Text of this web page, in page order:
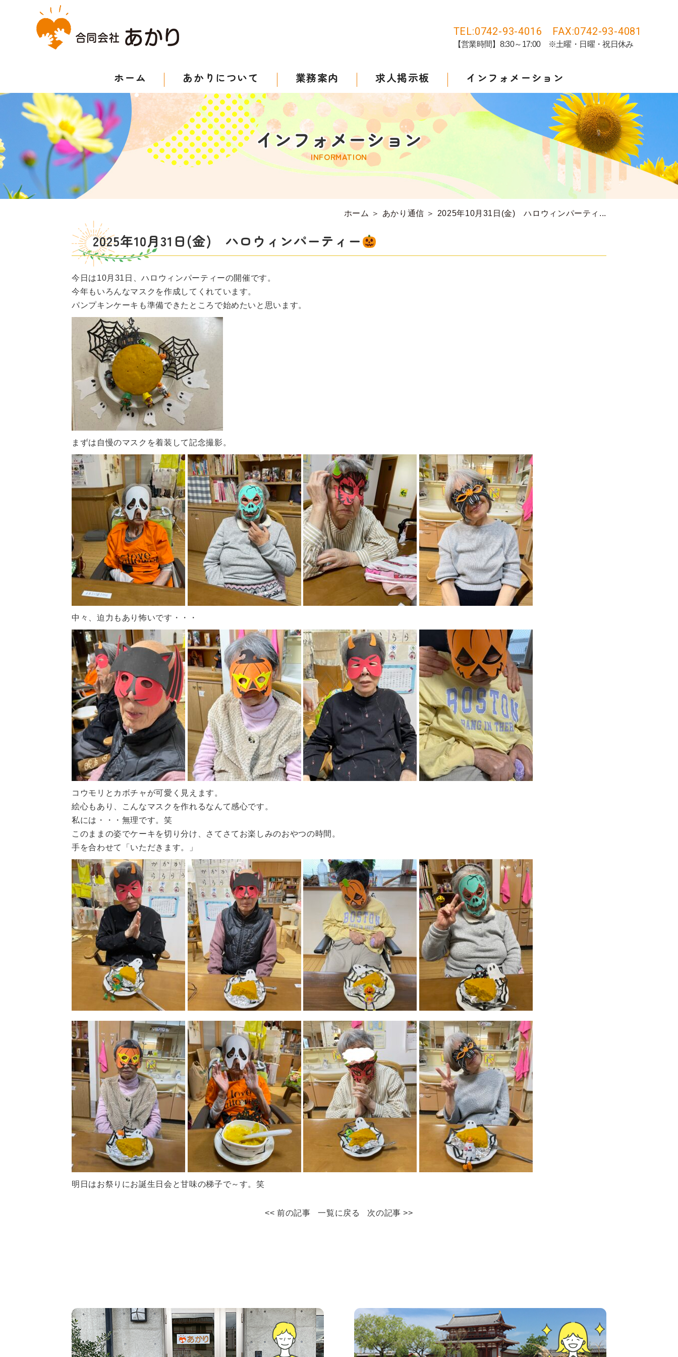
TEL:0742-93-4016 FAX:0742-93-4081
【営業時間】8:30～17:00 ※土曜・日曜・祝日休み
ホーム あかりについて 業務案内 求人掲示板 インフォメーション
インフォメーション
INFORMATION
ホーム ＞ あかり通信 ＞ 2025年10月31日(金) ハロウィンパーティ...
2025年10月31日(金) ハロウィンパーティー
今日は10月31日、ハロウィンパーティーの開催です。
今年もいろんなマスクを作成してくれています。
パンプキンケーキも準備できたところで始めたいと思います。
まずは自慢のマスクを着装して記念撮影。
中々、迫力もあり怖いです・・・
コウモリとカボチャが可愛く見えます。
絵心もあり、こんなマスクを作れるなんて感心です。
私には・・・無理です。笑
このままの姿でケーキを切り分け、さてさてお楽しみのおやつの時間。
手を合わせて「いただきます。」
明日はお祭りにお誕生日会と甘味の梯子で～す。笑
<< 前の記事 一覧に戻る 次の記事 >>